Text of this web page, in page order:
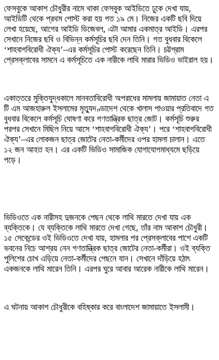
‎ফেসবুকে আকাশ চৌধুরীর নামে থাকা ফেসবুক আইডিতে ঢুকে দেখা যায়,
আইডিটি থেকে প্রথম পোস্ট করা হয় গত ১৯ মে। নিজের একটি ছবি দিয়ে
লেখা হয়েছে, আগের আইডি ডিজেবল, এটা আমার একমাত্র আইডি। এরপর
সেখানে নিজের ছবি ও বিভিন্ন কর্মসূচির ছবি দেন তিনি। গত বুধবার বিকেলে
‘শাহবাগবিরোধী ঐক্য’–এর কর্মসূচির পোস্ট করেছেন তিনি। চট্টগ্রাম
প্রেসক্লাবের সামনে এ কর্মসূচিতে এক নারীকে লাথি মারার ভিডিও ভাইরাল হয়।
‎একাত্তরে মুক্তিযুদ্ধকালে মানবতাবিরোধী অপরাধের মামলায় জামায়াত নেতা এ
টি এম আজহারুল ইসলামের মৃত্যুদণ্ডাদেশ থেকে খালাস পাওয়ার প্রতিবাদে গত
বুধবার বিকেলে কর্মসূচি ঘোষণা করে গণতান্ত্রিক ছাত্র জোট। কর্মসূচি শুরুর
পরপর সেখানে মিছিল নিয়ে আসে ‘শাহবাগবিরোধী ঐক্য’। পরে ‘শাহবাগবিরোধী
ঐক্য’–এর লোকজন ছাত্র জোটের নেতা-কর্মীদের ওপর হামলা চালান। এতে
১২ জন আহত হন। এর একটি ভিডিও সামাজিক যোগাযোগমাধ্যমে ছড়িয়ে
পড়ে।
‎ভিডিওতে এক নারীসহ দুজনকে পেছন থেকে লাথি মারতে দেখা যায় এক
ব্যক্তিকে। যে ব্যক্তিকে লাথি মারতে দেখা গেছে, তাঁর নাম আকাশ চৌধুরী।
১৫ সেকেন্ডের ওই ভিডিওতে দেখা যায়, হামলার পর প্রেসক্লাবের পাশে একটি
ভবনের নিচে আশ্রয় নেন গণতান্ত্রিক ছাত্র জোটের নেতা-কর্মীরা। ওই ব্যক্তি
পুলিশের চোখ এড়িয়ে নেতা-কর্মীদের পেছনে যান। সেখানে দাঁড়িয়ে হঠাৎ
একজনকে লাথি মারেন তিনি। এরপর ঘুরে আবার আরেক নারীকে লাথি মারেন।
‎এ ঘটনায় আকাশ চৌধুরীকে বহিষ্কার করে বাংলাদেশ জামায়াতে ইসলামী।